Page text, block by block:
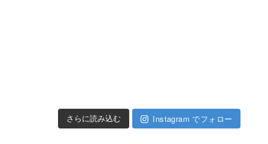
さらに読み込む Instagram でフォロー